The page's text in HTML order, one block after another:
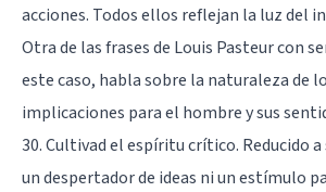
acciones. Todos ellos reflejan la luz del
Otra de las frases de Louis Pasteur con
este caso, habla sobre la naturaleza de
implicaciones para el hombre y sus
30. Cultivad el espíritu crítico. Reducido
un despertador de ideas ni un estímulo